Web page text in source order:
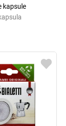
kapsule